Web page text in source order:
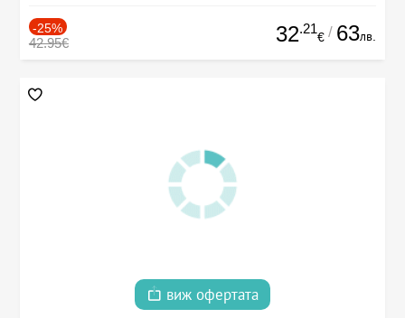
-25%
42.95€ 32.21
€ / 63лв.
виж офертата